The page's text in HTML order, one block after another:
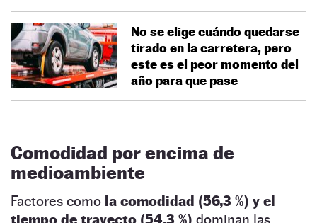
No se elige cuándo quedarse
tirado en la carretera, pero
este es el peor momento del
año para que pase
Comodidad por encima de
medioambiente
Factores como la comodidad (56,3 %) y el
tiempo de trayecto (54,3 %) dominan las